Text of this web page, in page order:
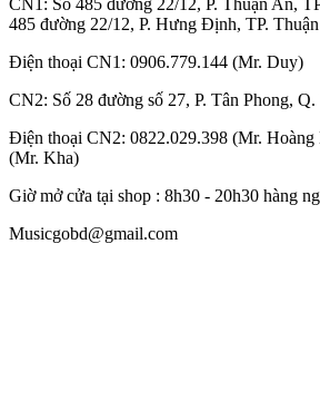
CN1: Số 485 đường 22/12, P. Thuận An,
485 đường 22/12, P. Hưng Định, TP.
Điện thoại CN1: 0906.779.144 (Mr. Duy)
CN2: Số 28 đường số 27, P. Tân Phong,
Điện thoại CN2: 0822.029.398 (Mr. Hoàng
(Mr. Kha)
Giờ mở cửa tại shop : 8h30 - 20h30 hàng
Musicgobd@gmail.com